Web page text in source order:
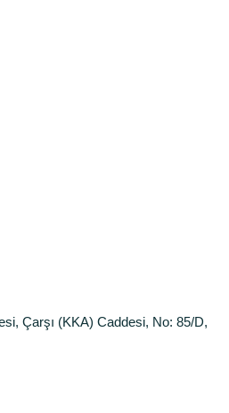
Çarşı (KKA) Caddesi, No: 85/D,